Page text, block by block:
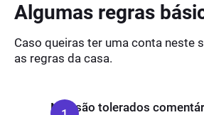
Algumas regras
Caso queiras ter uma conta neste
as regras da casa.
Não são tolerados